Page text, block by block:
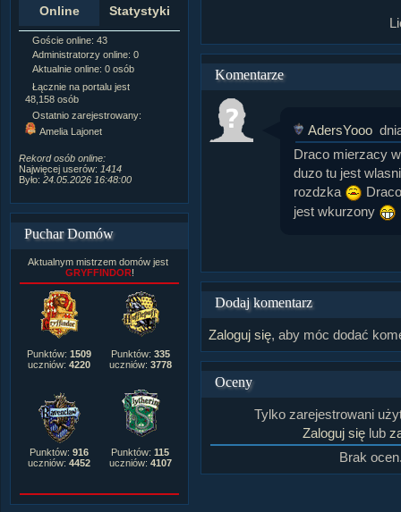
Online Statystyki
Goście online: 43
Administratorzy online: 0
Aktualnie online: 0 osób
Łącznie na portalu jest
48,158 osób
Ostatnio zarejestrowany:
Amelia Lajonet
Rekord osób online:
Najwięcej userów: 1414
Było: 24.05.2026 16:48:00
Dodanych newsów:10,564
Zdjęć w galerii:
21,490
Tematów na forum:3,921
Postów na forum:
Komentarzy do materiałów:
222,019
Rozdanych pochwał:
3,327
4,170
Puchar Domów
Aktualnym mistrzem domów jest
GRYFFINDOR!
Punktów: 1509
uczniów: 4220
Punktów: 335
uczniów: 3778
Punktów: 916
uczniów: 4452
Punktów: 115
uczniów: 4107
Komentarze
AdersYooo
Draco mierzacy
duzo tu jest
rozdzka
jest wkurzony
Dodaj komentarz
Zaloguj się, aby móc dodać
Oceny
Tylko zarejestrowani
Zaloguj się lub
Brak